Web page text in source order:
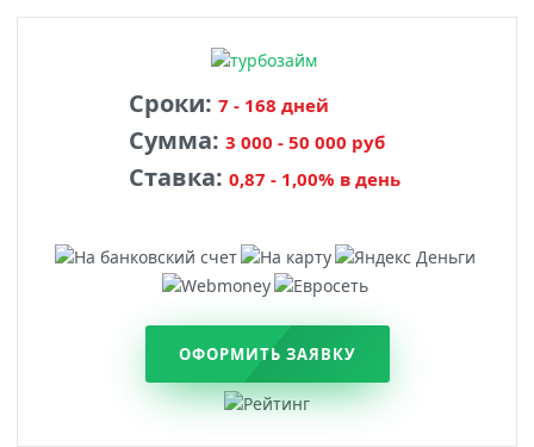
Сроки: 7 - 168 дней
Сумма: 3 000 - 50 000 руб
Ставка: 0,87 - 1,00% в день
ОФОРМИТЬ ЗАЯВКУ